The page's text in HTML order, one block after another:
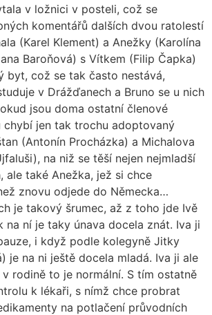
v ložnici v posteli, což se
komentářů dalších dvou ratolestí
(Karel Klement) a Anežky (Karolína
Baroňová) s Vítkem (Filip Čapka)
byt, což se tak často nestává,
v Drážďanech a Bruno se u nich
jsou doma ostatní členové
chybí jen tak trochu adoptovaný
(Antonín Procházka) a Michalova
na niž se těší nejen nejmladší
ale také Anežka, jež si chce
znovu odjede do Německa…
je takový šrumec, až z toho jde Ivě
na ní je taky únava docela znát. Iva ji
i když podle kolegyně Jitky
je na ni ještě docela mladá. Iva ji ale
v rodině to je normální. S tím ostatně
k lékaři, s nímž chce probrat
na potlačení průvodních